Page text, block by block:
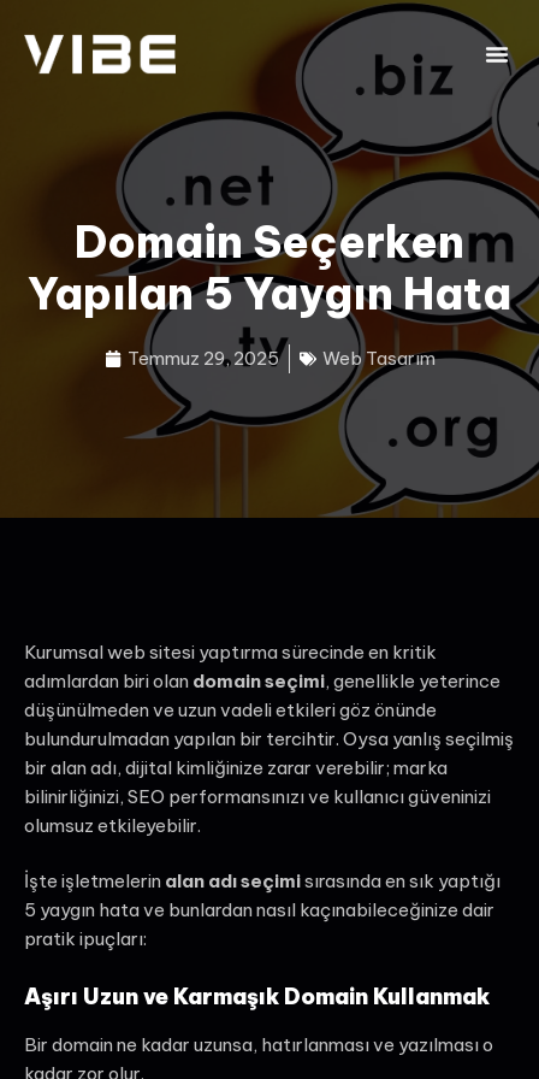
Domain Seçerken
Yapılan 5 Yaygın Hata
Temmuz 29, 2025 Web Tasarım
Kurumsal web sitesi yaptırma sürecinde en kritik
adımlardan biri olan domain seçimi, genellikle yeterince
düşünülmeden ve uzun vadeli etkileri göz önünde
bulundurulmadan yapılan bir tercihtir. Oysa yanlış seçilmiş
bir alan adı, dijital kimliğinize zarar verebilir; marka
bilinirliğinizi, SEO performansınızı ve kullanıcı güveninizi
olumsuz etkileyebilir.
İşte işletmelerin alan adı seçimisırasında en sık yaptığı
5 yaygın hata ve bunlardan nasıl kaçınabileceğinize dair
pratik ipuçları:
Aşırı Uzun ve Karmaşık Domain Kullanmak
Bir domain ne kadar uzunsa, hatırlanması ve yazılması o
kadar zor olur.